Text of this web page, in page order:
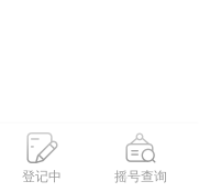
登记中 摇号查询